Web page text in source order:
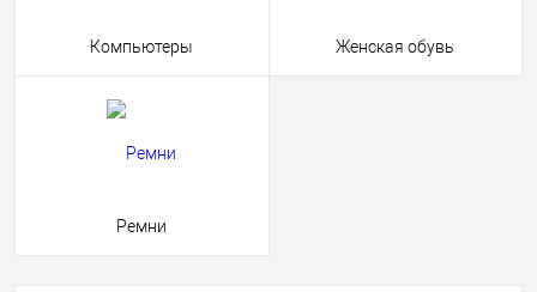
Компьютеры Женская обувь
Ремни